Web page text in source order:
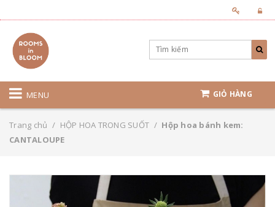
MENU GIỎ HÀNG
Trang chủ / HỘP HOA TRONG SUỐT / Hộp hoa bánh kem:
CANTALOUPE